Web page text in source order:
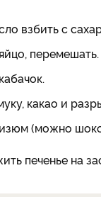
взбить с
перемешать.
какао и
(можно
печенье на